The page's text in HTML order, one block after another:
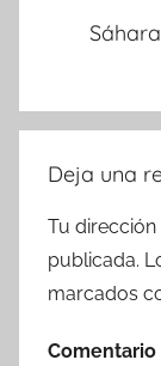
Deja una
Tu
publicada.
marcados
Comentario